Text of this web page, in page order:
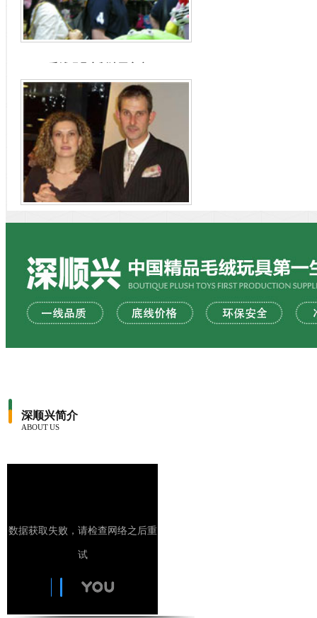
包装车间
SHOP
深顺兴店庆毛绒娃娃订做,专业定做毛绒玩具,产品远销全球,产
品种类多而齐全,深受消费者喜爱,所有产品100%是良品,3-4天
快速打样。 提供免费修...
热烈祝贺深顺兴毛绒玩具厂顺利完成俄罗斯客户的毛绒玩具定
制（20万PCS）项目，客户说他们一开始只是抱着尝试的态度
在网上搜毛绒玩具加工厂找毛绒玩具厂家，...
深顺兴简介
ABOUT US